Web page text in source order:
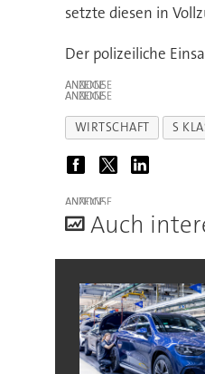
setzte diesen in
Der polizeiliche
ANZEIGE
ANZEIGE
WIRTSCHAFT S
ANZEIGE
Auch